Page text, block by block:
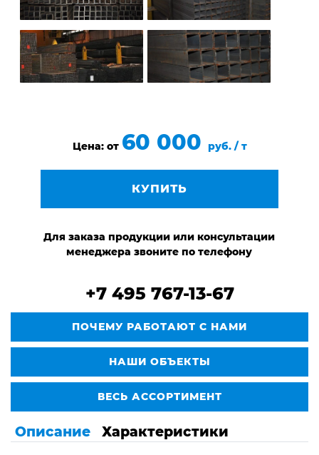
Цена: от 60 000 руб. / т
КУПИТЬ
Для заказа продукции или консультации
менеджера звоните по телефону
+7 495 767-13-67
ПОЧЕМУ РАБОТАЮТ С НАМИ
НАШИ ОБЪЕКТЫ
ВЕСЬ АССОРТИМЕНТ
Описание Характеристики